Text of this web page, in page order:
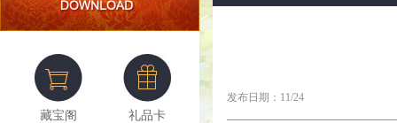
藏宝阁 礼品卡
发布日期：11/24